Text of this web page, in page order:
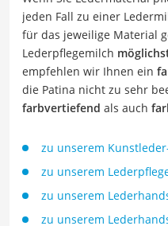
jeden Fall zu einer
für das jeweilige Material
Lederpflegemilch
empfehlen wir Ihnen ein
die Patina nicht zu sehr
farbvertiefend als auch
zu unserem
zu unserem
zu unserem
zu unserem